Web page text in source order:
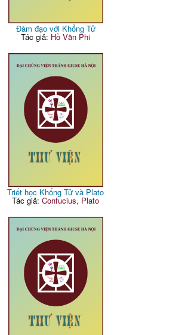
Đàm đạo với Khổng Tử
Tác giả: Hồ Văn Phi
Triết học Khổng Tử và Plato
Tác giả:Confucius, Plato